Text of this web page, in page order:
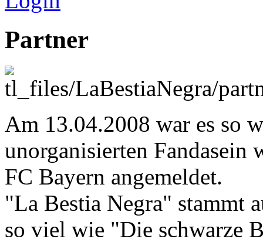
Partner
Am 13.04.2008 war es so
unorganisierten
FC Bayern angemeldet.
"La Bestia Negra" stammt
so viel wie "Die schwarze